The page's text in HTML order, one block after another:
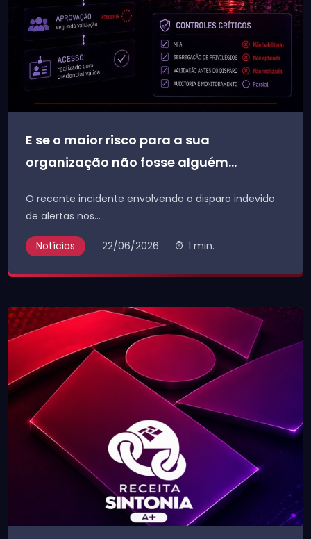
E se o maior risco para a sua
organização não fosse alguém...
O recente incidente envolvendo o disparo indevido
de alertas nos...
Notícias 22/06/2026 1 min.